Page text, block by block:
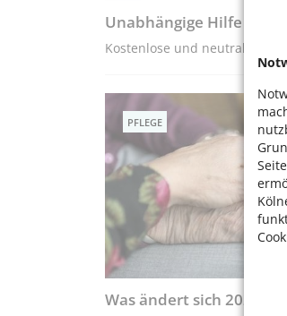
Unabhängige Hilfe im
Kostenlose und neutrale
PFLEGE
Was ändert sich 2025 in